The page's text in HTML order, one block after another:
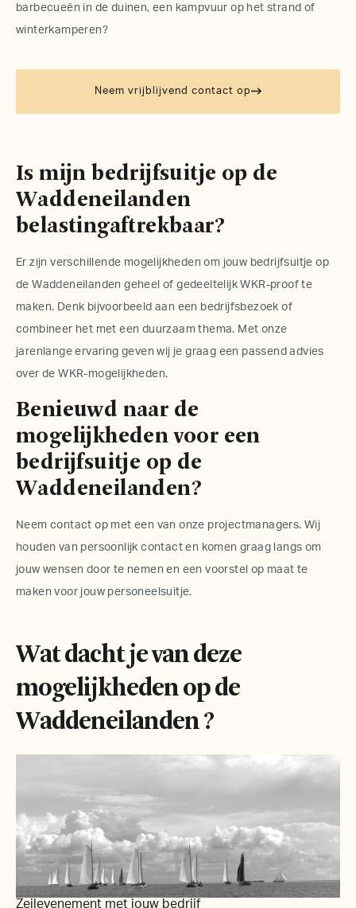
barbecueën in de duinen, een kampvuur op het strand of
winterkamperen?
Neem vrijblijvend contact op
Is mijn bedrijfsuitje op de
Waddeneilanden
belastingaftrekbaar?
Er zijn verschillende mogelijkheden om jouw bedrijfsuitje op
de Waddeneilanden geheel of gedeeltelijk WKR-proof te
maken. Denk bijvoorbeeld aan een bedrijfsbezoek of
combineer het met een duurzaam thema. Met onze
jarenlange ervaring geven wij je graag een passend advies
over de WKR-mogelijkheden.
Benieuwd naar de
mogelijkheden voor een
bedrijfsuitje op de
Waddeneilanden?
Neem contact op met een van onze projectmanagers. Wij
houden van persoonlijk contact en komen graag langs om
jouw wensen door te nemen en een voorstel op maat te
maken voor jouw personeelsuitje.
Wat dacht je van deze
mogelijkheden op de
Waddeneilanden ?
Zeilevenement met jouw bedrijf